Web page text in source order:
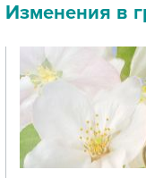
Изменения в